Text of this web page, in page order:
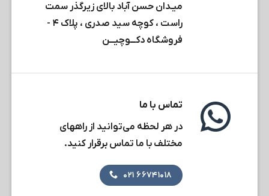
میـدان حسن آباد بالای زیرگذر سمت
راست ، کوچه سید صدری ، پلاک ۴ -
فروشگاه دکـــوچیـــن
تماس با ما
در هر لحظه می‌توانید از راههای
مختلف با ما تماس برقرار کنید.
۶۶۷۴۱۰۱۸ ۰۲۱